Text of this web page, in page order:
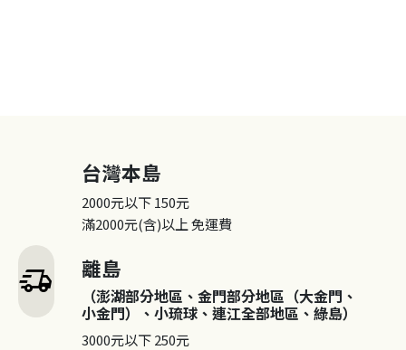
delivery_truck_speed
台灣本島
2000元以下150元
滿2000元(含)以上免運費
離島
（澎湖部分地區、金門部分地區（大金門、
小金門）、小琉球、連江全部地區、綠島）
3000元以下250元